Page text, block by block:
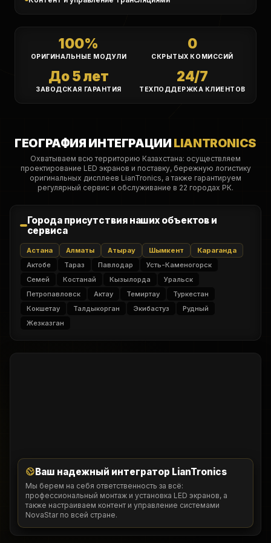
100%
ОРИГИНАЛЬНЫЕ МОДУЛИ
0
СКРЫТЫХ КОМИССИЙ
До 5 лет
ЗАВОДСКАЯ ГАРАНТИЯ
24/7
ТЕХПОДДЕРЖКА КЛИЕНТОВ
ГЕОГРАФИЯ ИНТЕГРАЦИИ LIANTRONICS
Охватываем всю территорию Казахстана: осуществляем
проектирование LED экранов и поставку, бережную логистику
оригинальных дисплеев LianTronics, а также гарантируем
регулярный сервис и обслуживание в 22 городах РК.
Города присутствия наших объектов и
сервиса
Астана Алматы Атырау Шымкент
Караганда
Актобе
Тараз Павлодар
Усть-Каменогорск
Семей
Костанай Кызылорда
Уральск
Петропавловск
Актау Темиртау
Туркестан
Кокшетау
Талдыкорган Экибастуз
Рудный
Жезказган
Ваш надежный интегратор LianTronics
Мы берем на себя ответственность за всё:
профессиональный монтаж и установка LED экранов, а
также настраиваем контент и управление системами
NovaStar по всей стране.